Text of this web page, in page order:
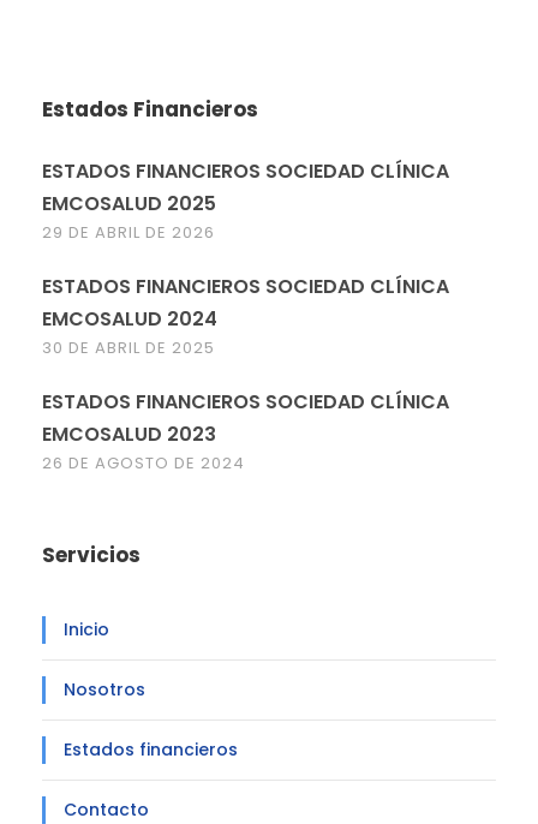
Estados Financieros
ESTADOS FINANCIEROS SOCIEDAD CLÍNICA
EMCOSALUD 2025
29 DE ABRIL DE 2026
ESTADOS FINANCIEROS SOCIEDAD CLÍNICA
EMCOSALUD 2024
30 DE ABRIL DE 2025
ESTADOS FINANCIEROS SOCIEDAD CLÍNICA
EMCOSALUD 2023
26 DE AGOSTO DE 2024
Servicios
Inicio
Nosotros
Estados financieros
Contacto